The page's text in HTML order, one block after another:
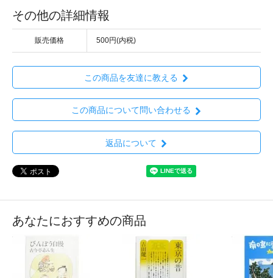
その他の詳細情報
販売価格 500円(内税)
この商品を友達に教える
この商品について問い合わせる
返品について
あなたにおすすめの商品